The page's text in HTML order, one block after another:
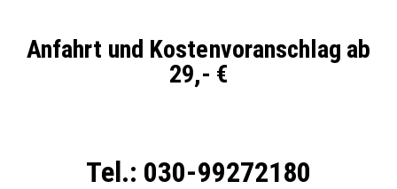
Anfahrt und Kostenvoranschlag ab
29,- €
Tel.: 030-99272180